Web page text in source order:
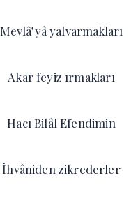
Mevlâ’yâ yalvarmakları
Akar feyiz ırmakları
Hacı Bilâl Efendimin
İhvâniden zikrederler